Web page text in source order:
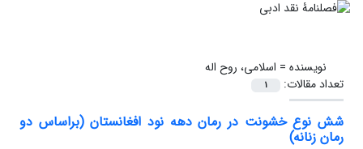
نویسنده = اسلامی، روح اله
تعداد مقالات:
1
شش ‌نوع خشونت در رمان‌ دهه نود افغانستان (براساس دو
رمان زنانه)